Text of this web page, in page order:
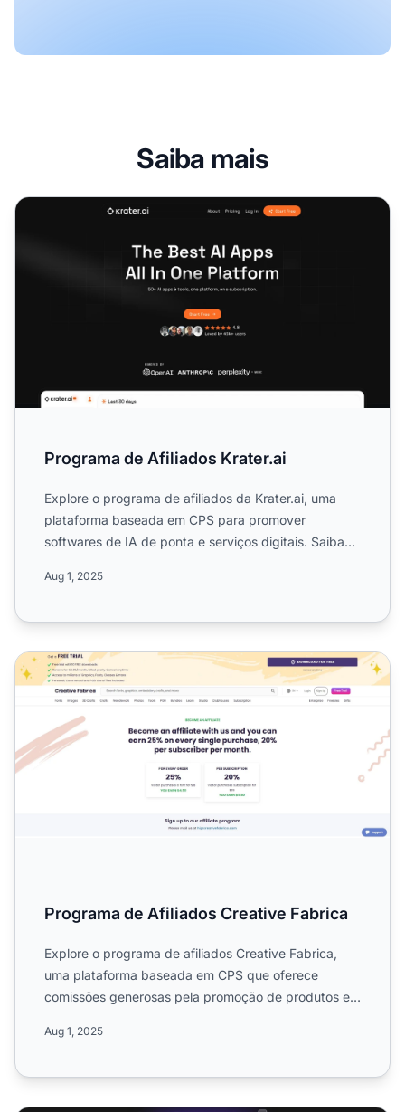
Saiba mais
Programa de Afiliados Krater.ai
Programa de Afiliados Krater.ai
Explore o programa de afiliados da Krater.ai, uma
plataforma baseada em CPS para promover
softwares de IA de ponta e serviços digitais. Saiba
Aug 1, 2025
Programa de Afiliados Creative Fabrica
Programa de Afiliados Creative Fabrica
Explore o programa de afiliados Creative Fabrica,
uma plataforma baseada em CPS que oferece
comissões generosas pela promoção de produtos e
Aug 1, 2025